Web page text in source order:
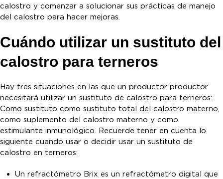
calostro y comenzar a solucionar sus prácticas de manejo
del calostro para hacer mejoras.
Cuándo utilizar un sustituto del
calostro para terneros
Hay tres situaciones en las que un productor productor
necesitará utilizar un sustituto de calostro para terneros:
Como sustituto como sustituto total del calostro materno,
como suplemento del calostro materno y como
estimulante inmunológico. Recuerde tener en cuenta lo
siguiente cuando usar o decidir usar un sustituto de
calostro en terneros:
Un refractómetro Brix es un refractómetro digital que